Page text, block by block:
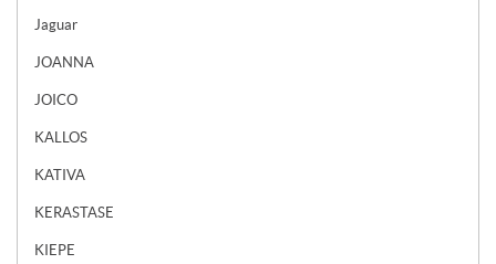
Jaguar
JOANNA
JOICO
KALLOS
KATIVA
KERASTASE
KIEPE